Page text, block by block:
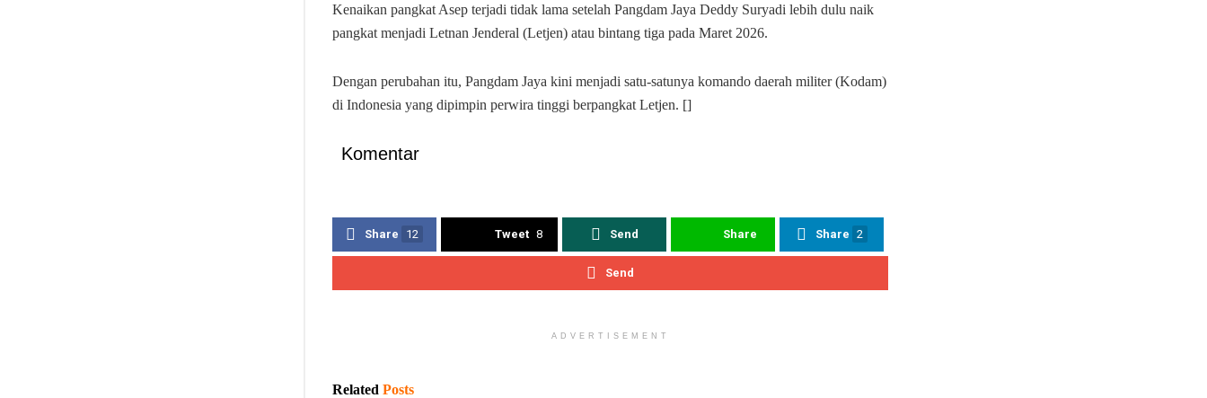
Kenaikan pangkat Asep terjadi tidak lama setelah Pangdam Jaya Deddy Suryadi lebih dulu naik
pangkat menjadi Letnan Jenderal (Letjen) atau bintang tiga pada Maret 2026.
Dengan perubahan itu, Pangdam Jaya kini menjadi satu-satunya komando daerah militer (Kodam)
di Indonesia yang dipimpin perwira tinggi berpangkat Letjen. []
Komentar
Share 12 Tweet 8 Send Share Share 2
Send
ADVERTISEMENT
Related Posts